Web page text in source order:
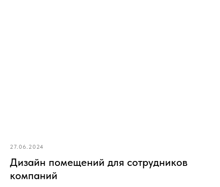
27.06.2024
Дизайн помещений для сотрудников
компаний